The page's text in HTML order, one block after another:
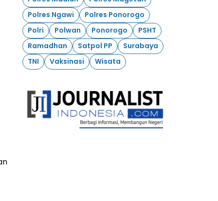
Polres Ngawi
Polres Ponorogo
Polri
Polwan Ponorogo
PSHT
Ramadhan
Satpol PP
Surabaya
TNI
Vaksinasi Wisata